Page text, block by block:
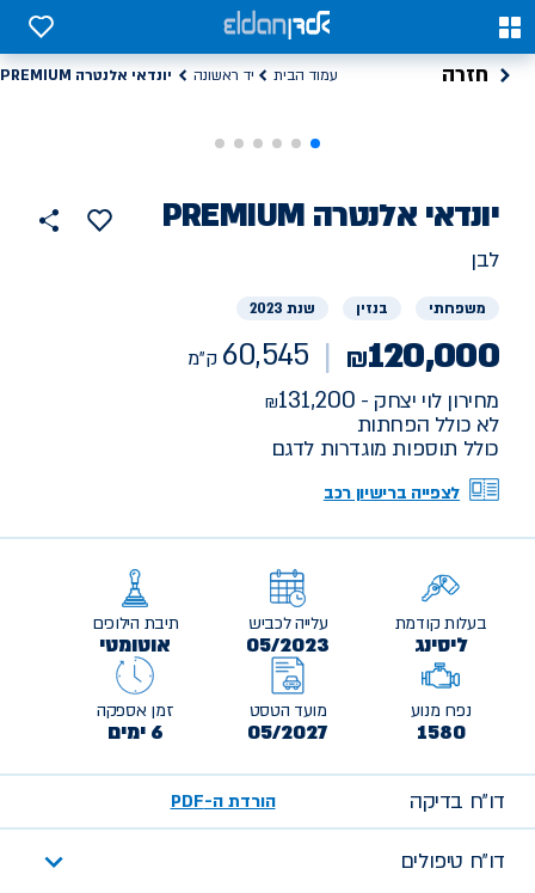
0
0
חזרה עמוד הבית יד ראשונה יונדאי אלנטרה PREMIUM
רכב
יד
יונדאי אלנטרה PREMIUM
60545
הוסף
למועדפים
לבן
משפחתי בנזין שנת 2023
₪120,000
60,545 ק"מ
מחירון לוי יצחק - 131,200
לא כולל הפחתות
כולל תוספות מוגדרות לדגם
לצפייה ברישיון רכב
בעלות קודמת
ליסינג
עלייה לכביש
05/2023
תיבת הילוכים
אוטומטי
נפח מנוע
1580
מועד הטסט
05/2027
זמן אספקה
6 ימים
דו״ח בדיקה הורדת ה-PDF
דו״ח טיפולים